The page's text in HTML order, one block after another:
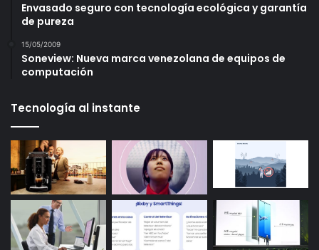
Envasado seguro con tecnología ecológica y garantía
de pureza
15/05/2009
Soneview: Nueva marca venezolana de equipos de
computación
Tecnología al instante